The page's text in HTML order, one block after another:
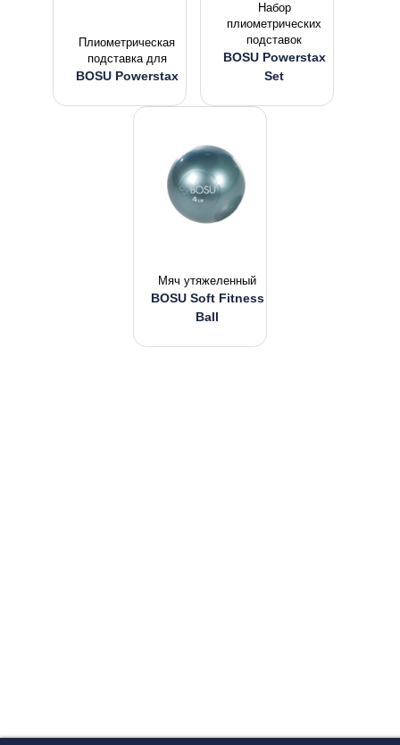
Плиометрическая
подставка для
BOSU Powerstax
Набор
плиометрических
подставок
BOSU Powerstax
Set
Мяч утяжеленный
BOSU Soft Fitness
Ball